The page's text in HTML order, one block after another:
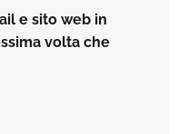
e sito web in
volta che